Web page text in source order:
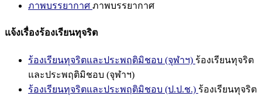
ภาพบรรยากาศ ภาพบรรยากาศ
แจ้งเรื่องร้องเรียนทุจริต
ร้องเรียนทุจริตและประพฤติมิชอบ (จุฬาฯ) ร้องเรียนทุจริต
และประพฤติมิชอบ (จุฬาฯ)
ร้องเรียนทุจริตและประพฤติมิชอบ (ป.ป.ช.) ร้องเรียนทุจริต